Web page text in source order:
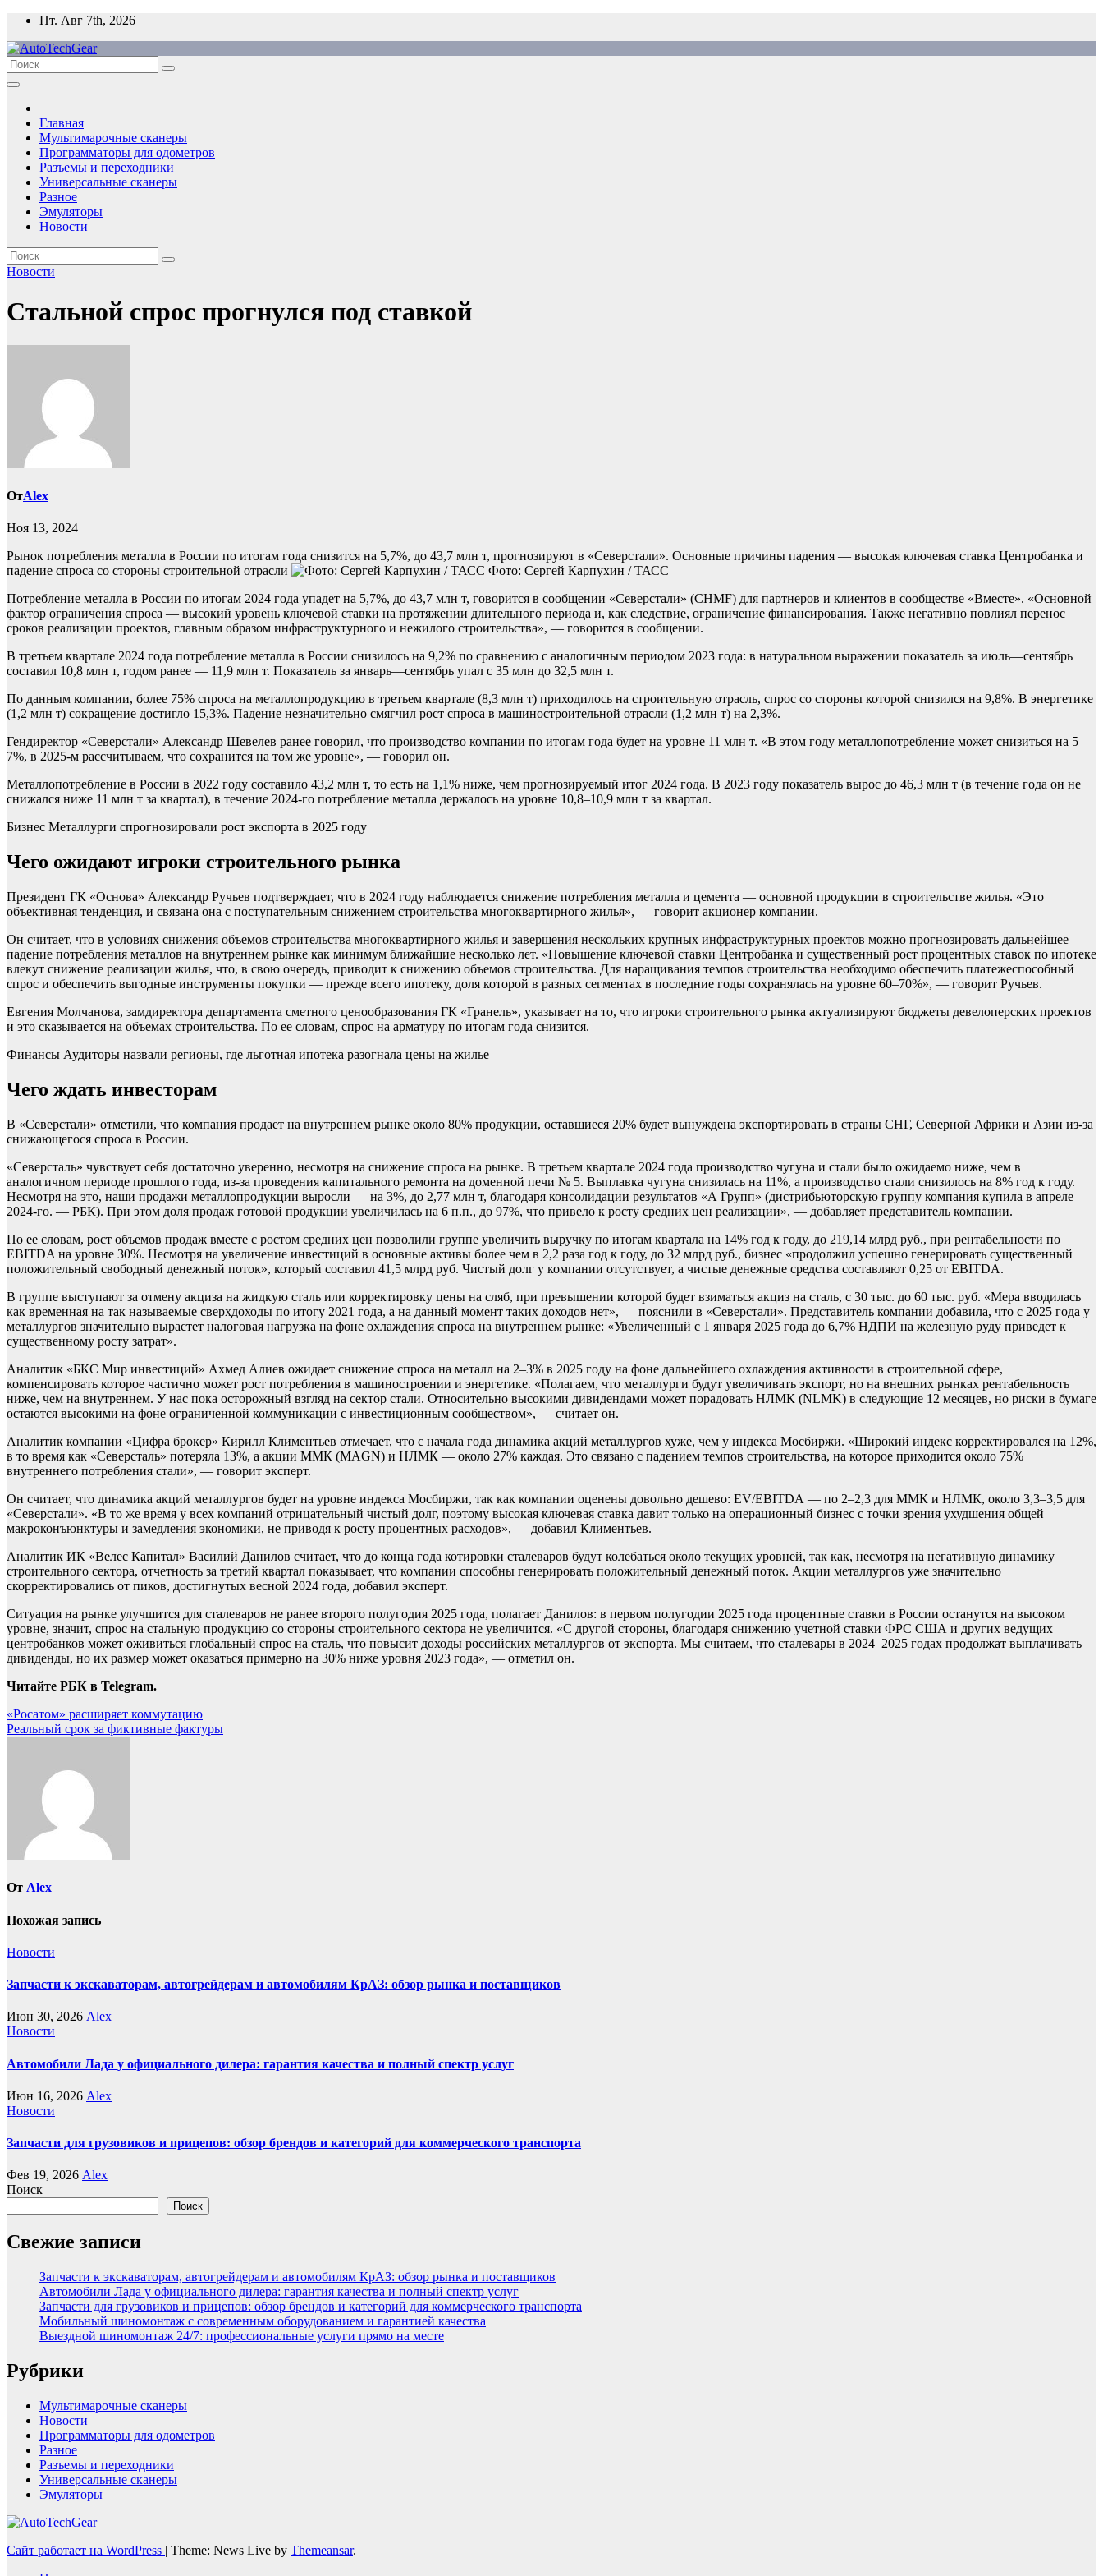
Перейти
содержимому
Пт. Авг 7th, 2026
Главная
Мультимарочные сканеры
Программаторы для одометров
Разъемы и переходники
Универсальные сканеры
Разное
Эмуляторы
Новости
Новости
Стальной спрос прогнулся под ставкой
ОтAlex
Ноя 13, 2024
Рынок потребления металла в России по итогам года снизится на 5,7%, до 43,7 млн т, прогнозируют в «Северстали». Основные причины падения — высокая ключевая ставка Центробанка и
падение спроса со стороны строительной отрасли
Фото: Сергей Карпухин / ТАСС
Потребление металла в России по итогам 2024 года упадет на 5,7%, до 43,7 млн т, говорится в сообщении «Северстали» (CHMF) для партнеров и клиентов в сообществе «Вместе». «Основной
фактор ограничения спроса — высокий уровень ключевой ставки на протяжении длительного периода и, как следствие, ограничение финансирования. Также негативно повлиял перенос
сроков реализации проектов, главным образом инфраструктурного и нежилого строительства», — говорится в сообщении.
В третьем квартале 2024 года потребление металла в России снизилось на 9,2% по сравнению с аналогичным периодом 2023 года: в натуральном выражении показатель за июль—сентябрь
составил 10,8 млн т, годом ранее — 11,9 млн т. Показатель за январь—сентябрь упал с 35 млн до 32,5 млн т.
По данным компании, более 75% спроса на металлопродукцию в третьем квартале (8,3 млн т) приходилось на строительную отрасль, спрос со стороны которой снизился на 9,8%. В энергетике
(1,2 млн т) сокращение достигло 15,3%. Падение незначительно смягчил рост спроса в машиностроительной отрасли (1,2 млн т) на 2,3%.
Гендиректор «Северстали» Александр Шевелев ранее говорил, что производство компании по итогам года будет на уровне 11 млн т. «В этом году металлопотребление может снизиться на 5–
7%, в 2025-м рассчитываем, что сохранится на том же уровне», — говорил он.
Металлопотребление в России в 2022 году составило 43,2 млн т, то есть на 1,1% ниже, чем прогнозируемый итог 2024 года. В 2023 году показатель вырос до 46,3 млн т (в течение года он не
снижался ниже 11 млн т за квартал), в течение 2024-го потребление металла держалось на уровне 10,8–10,9 млн т за квартал.
Бизнес Металлурги спрогнозировали рост экспорта в 2025 году
Чего ожидают игроки строительного рынка
Президент ГК «Основа» Александр Ручьев подтверждает, что в 2024 году наблюдается снижение потребления металла и цемента — основной продукции в строительстве жилья. «Это
объективная тенденция, и связана она с поступательным снижением строительства многоквартирного жилья», — говорит акционер компании.
Он считает, что в условиях снижения объемов строительства многоквартирного жилья и завершения нескольких крупных инфраструктурных проектов можно прогнозировать дальнейшее
падение потребления металлов на внутреннем рынке как минимум ближайшие несколько лет. «Повышение ключевой ставки Центробанка и существенный рост процентных ставок по ипотеке
влекут снижение реализации жилья, что, в свою очередь, приводит к снижению объемов строительства. Для наращивания темпов строительства необходимо обеспечить платежеспособный
спрос и обеспечить выгодные инструменты покупки — прежде всего ипотеку, доля которой в разных сегментах в последние годы сохранялась на уровне 60–70%», — говорит Ручьев.
Евгения Молчанова, замдиректора департамента сметного ценообразования ГК «Гранель», указывает на то, что игроки строительного рынка актуализируют бюджеты девелоперских проектов
и это сказывается на объемах строительства. По ее словам, спрос на арматуру по итогам года снизится.
Финансы Аудиторы назвали регионы, где льготная ипотека разогнала цены на жилье
Чего ждать инвесторам
В «Северстали» отметили, что компания продает на внутреннем рынке около 80% продукции, оставшиеся 20% будет вынуждена экспортировать в страны СНГ, Северной Африки и Азии из-за
снижающегося спроса в России.
«Северсталь» чувствует себя достаточно уверенно, несмотря на снижение спроса на рынке. В третьем квартале 2024 года производство чугуна и стали было ожидаемо ниже, чем в
аналогичном периоде прошлого года, из-за проведения капитального ремонта на доменной печи № 5. Выплавка чугуна снизилась на 11%, а производство стали снизилось на 8% год к году.
Несмотря на это, наши продажи металлопродукции выросли — на 3%, до 2,77 млн т, благодаря консолидации результатов «А Групп» (дистрибьюторскую группу компания купила в апреле
2024-го. — РБК). При этом доля продаж готовой продукции увеличилась на 6 п.п., до 97%, что привело к росту средних цен реализации», — добавляет представитель компании.
По ее словам, рост объемов продаж вместе с ростом средних цен позволили группе увеличить выручку по итогам квартала на 14% год к году, до 219,14 млрд руб., при рентабельности по
EBITDA на уровне 30%. Несмотря на увеличение инвестиций в основные активы более чем в 2,2 раза год к году, до 32 млрд руб., бизнес «продолжил успешно генерировать существенный
положительный свободный денежный поток», который составил 41,5 млрд руб. Чистый долг у компании отсутствует, а чистые денежные средства составляют 0,25 от EBITDA.
В группе выступают за отмену акциза на жидкую сталь или корректировку цены на сляб, при превышении которой будет взиматься акциз на сталь, с 30 тыс. до 60 тыс. руб. «Мера вводилась
как временная на так называемые сверхдоходы по итогу 2021 года, а на данный момент таких доходов нет», — пояснили в «Северстали». Представитель компании добавила, что с 2025 года у
металлургов значительно вырастет налоговая нагрузка на фоне охлаждения спроса на внутреннем рынке: «Увеличенный с 1 января 2025 года до 6,7% НДПИ на железную руду приведет к
существенному росту затрат».
Аналитик «БКС Мир инвестиций» Ахмед Алиев ожидает снижение спроса на металл на 2–3% в 2025 году на фоне дальнейшего охлаждения активности в строительной сфере,
компенсировать которое частично может рост потребления в машиностроении и энергетике. «Полагаем, что металлурги будут увеличивать экспорт, но на внешних рынках рентабельность
ниже, чем на внутреннем. У нас пока осторожный взгляд на сектор стали. Относительно высокими дивидендами может порадовать НЛМК (NLMK) в следующие 12 месяцев, но риски в бумаге
остаются высокими на фоне ограниченной коммуникации с инвестиционным сообществом», — считает он.
Аналитик компании «Цифра брокер» Кирилл Климентьев отмечает, что с начала года динамика акций металлургов хуже, чем у индекса Мосбиржи. «Широкий индекс корректировался на 12%,
в то время как «Северсталь» потеряла 13%, а акции ММК (MAGN) и НЛМК — около 27% каждая. Это связано с падением темпов строительства, на которое приходится около 75%
внутреннего потребления стали», — говорит эксперт.
Он считает, что динамика акций металлургов будет на уровне индекса Мосбиржи, так как компании оценены довольно дешево: EV/EBITDA — по 2–2,3 для ММК и НЛМК, около 3,3–3,5 для
«Северстали». «В то же время у всех компаний отрицательный чистый долг, поэтому высокая ключевая ставка давит только на операционный бизнес с точки зрения ухудшения общей
макроконъюнктуры и замедления экономики, не приводя к росту процентных расходов», — добавил Климентьев.
Аналитик ИК «Велес Капитал» Василий Данилов считает, что до конца года котировки сталеваров будут колебаться около текущих уровней, так как, несмотря на негативную динамику
строительного сектора, отчетность за третий квартал показывает, что компании способны генерировать положительный денежный поток. Акции металлургов уже значительно
скорректировались от пиков, достигнутых весной 2024 года, добавил эксперт.
Ситуация на рынке улучшится для сталеваров не ранее второго полугодия 2025 года, полагает Данилов: в первом полугодии 2025 года процентные ставки в России останутся на высоком
уровне, значит, спрос на стальную продукцию со стороны строительного сектора не увеличится. «С другой стороны, благодаря снижению учетной ставки ФРС США и других ведущих
центробанков может оживиться глобальный спрос на сталь, что повысит доходы российских металлургов от экспорта. Мы считаем, что сталевары в 2024–2025 годах продолжат выплачивать
дивиденды, но их размер может оказаться примерно на 30% ниже уровня 2023 года», — отметил он.
Читайте РБК в Telegram.
Навигация
по
«Росатом» расширяет коммутацию
Реальный срок за фиктивные фактуры
От Alex
Похожая запись
Новости
Запчасти к экскаваторам, автогрейдерам и автомобилям КрАЗ: обзор рынка и поставщиков
Июн 30, 2026 Alex
Новости
Автомобили Лада у официального дилера: гарантия качества и полный спектр услуг
Июн 16, 2026 Alex
Новости
Запчасти для грузовиков и прицепов: обзор брендов и категорий для коммерческого транспорта
Фев 19, 2026 Alex
Поиск
Поиск
Свежие записи
Запчасти к экскаваторам, автогрейдерам и автомобилям КрАЗ: обзор рынка и поставщиков
Автомобили Лада у официального дилера: гарантия качества и полный спектр услуг
Запчасти для грузовиков и прицепов: обзор брендов и категорий для коммерческого транспорта
Мобильный шиномонтаж с современным оборудованием и гарантией качества
Выездной шиномонтаж 24/7: профессиональные услуги прямо на месте
Рубрики
Мультимарочные сканеры
Новости
Программаторы для одометров
Разное
Разъемы и переходники
Универсальные сканеры
Эмуляторы
Сайт работает на WordPress | Theme: News Live by Themeansar.